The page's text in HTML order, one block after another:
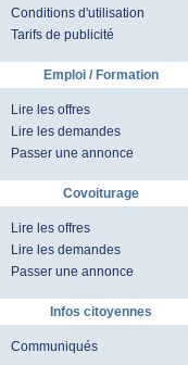
Conditions d'utilisation
Tarifs de publicité
Emploi / Formation
Lire les offres
Lire les demandes
Passer une annonce
Covoiturage
Lire les offres
Lire les demandes
Passer une annonce
Infos citoyennes
Communiqués